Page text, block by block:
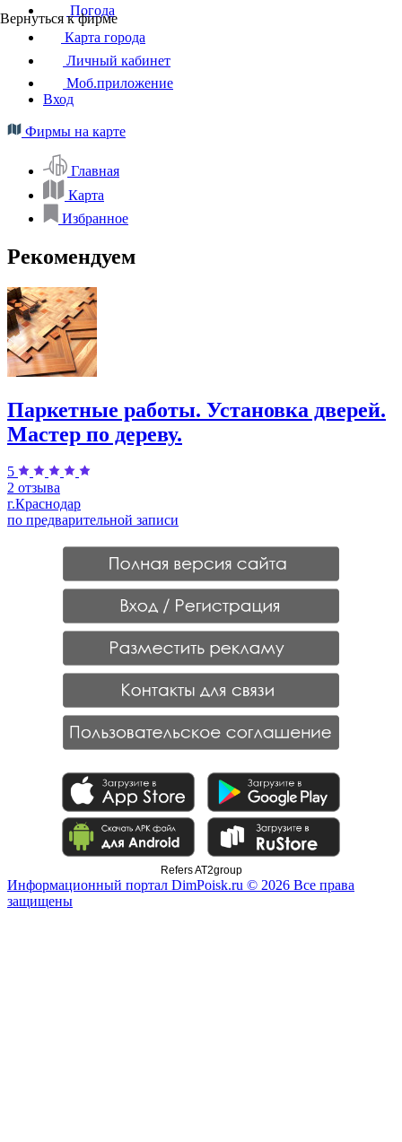
Вернуться к фирме
Погода
Карта города
Личный кабинет
Моб.приложение
Вход
Фирмы на карте
Главная
Карта
Избранное
Рекомендуем
Паркетные работы. Установка дверей.
Мастер по дереву.
5
2 отзыва
г.Краснодар
по предварительной записи
Refers AT2group
Информационный портал DimPoisk.ru © 2026 Все права
защищены